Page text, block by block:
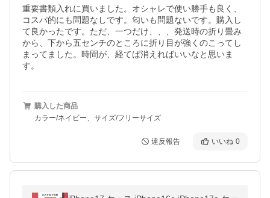
重要書類入れに買いました。オシャレで使い勝手も良く、
コスパ的にも問題なしです。匂いも問題ないです。購入し
て良かったです。ただ、一つだけ、、、発送時の折り畳み
から、下から五センチのところに折り目が強くのこってし
まってました。時間が、経てば消えればいいなと思いま
す。
購入した商品
カラー/ネイビー、サイズ/フリーサイズ
違反報告 いいね 0